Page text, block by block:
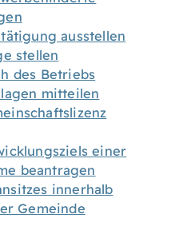
ausstellen
stellen
des Betriebs
mitteilen
einer
beantragen
innerhalb
Gemeinde